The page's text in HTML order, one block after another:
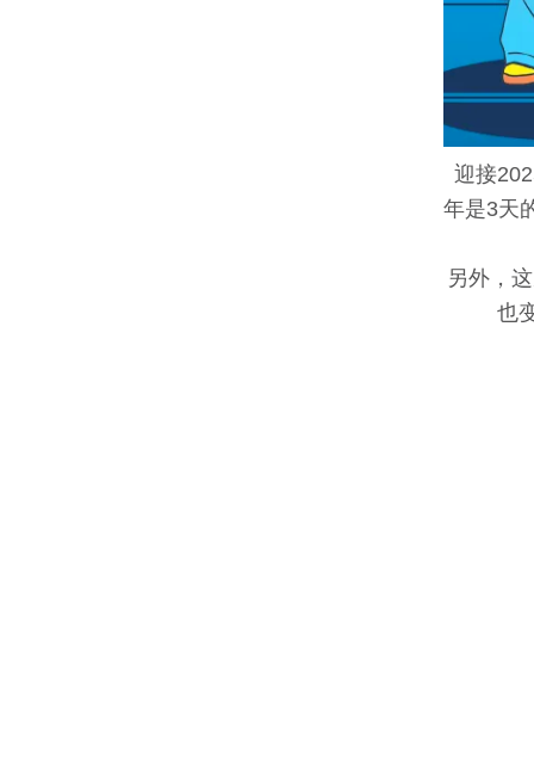
迎接
年是3天
另外，
也